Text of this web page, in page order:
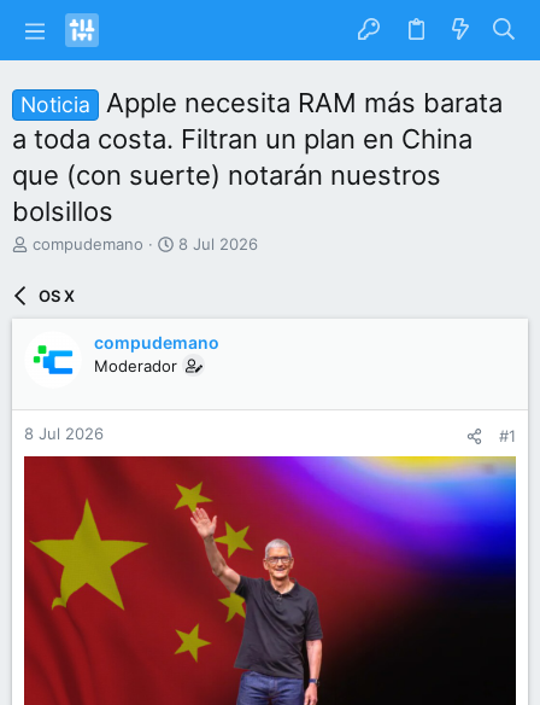
Noticia
Apple necesita RAM más barata
a toda costa. Filtran un plan en China
que (con suerte) notarán nuestros
bolsillos
I
a
r
d
e
m
compudemano
F
d
e
n
c
i
o
8 Jul 2026
OS X
compudemano
Moderador
8 Jul 2026 #1